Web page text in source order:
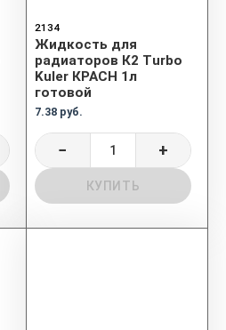
2134
Жидкость для
радиаторов К2 Turbo
Kuler КРАСН 1л
готовой
7.38 руб.
− +
КУПИТЬ